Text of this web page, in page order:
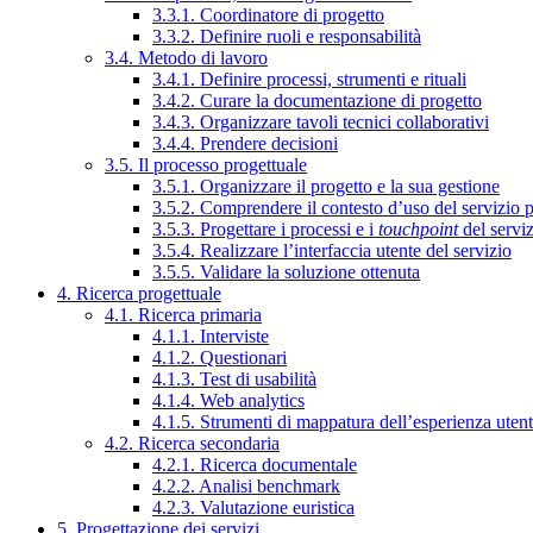
3.3.1. Coordinatore di progetto
3.3.2. Definire ruoli e responsabilità
3.4. Metodo di lavoro
3.4.1. Definire processi, strumenti e rituali
3.4.2. Curare la documentazione di progetto
3.4.3. Organizzare tavoli tecnici collaborativi
3.4.4. Prendere decisioni
3.5. Il processo progettuale
3.5.1. Organizzare il progetto e la sua gestione
3.5.2. Comprendere il contesto d’uso del servizio
3.5.3. Progettare i processi e i touchpointdel
3.5.4. Realizzare l’interfaccia utente del servizio
3.5.5. Validare la soluzione ottenuta
4. Ricerca progettuale
4.1. Ricerca primaria
4.1.1. Interviste
4.1.2. Questionari
4.1.3. Test di usabilità
4.1.4. Web analytics
4.1.5. Strumenti di mappatura dell’esperienza
4.2. Ricerca secondaria
4.2.1. Ricerca documentale
4.2.2. Analisi benchmark
4.2.3. Valutazione euristica
5. Progettazione dei servizi